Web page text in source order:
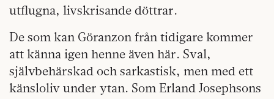
utflugna, livskrisande döttrar.
De som kan Göranzon från tidigare kommer
att känna igen henne även här. Sval,
självbehärskad och sarkastisk, men med ett
känsloliv under ytan. Som Erland Josephsons